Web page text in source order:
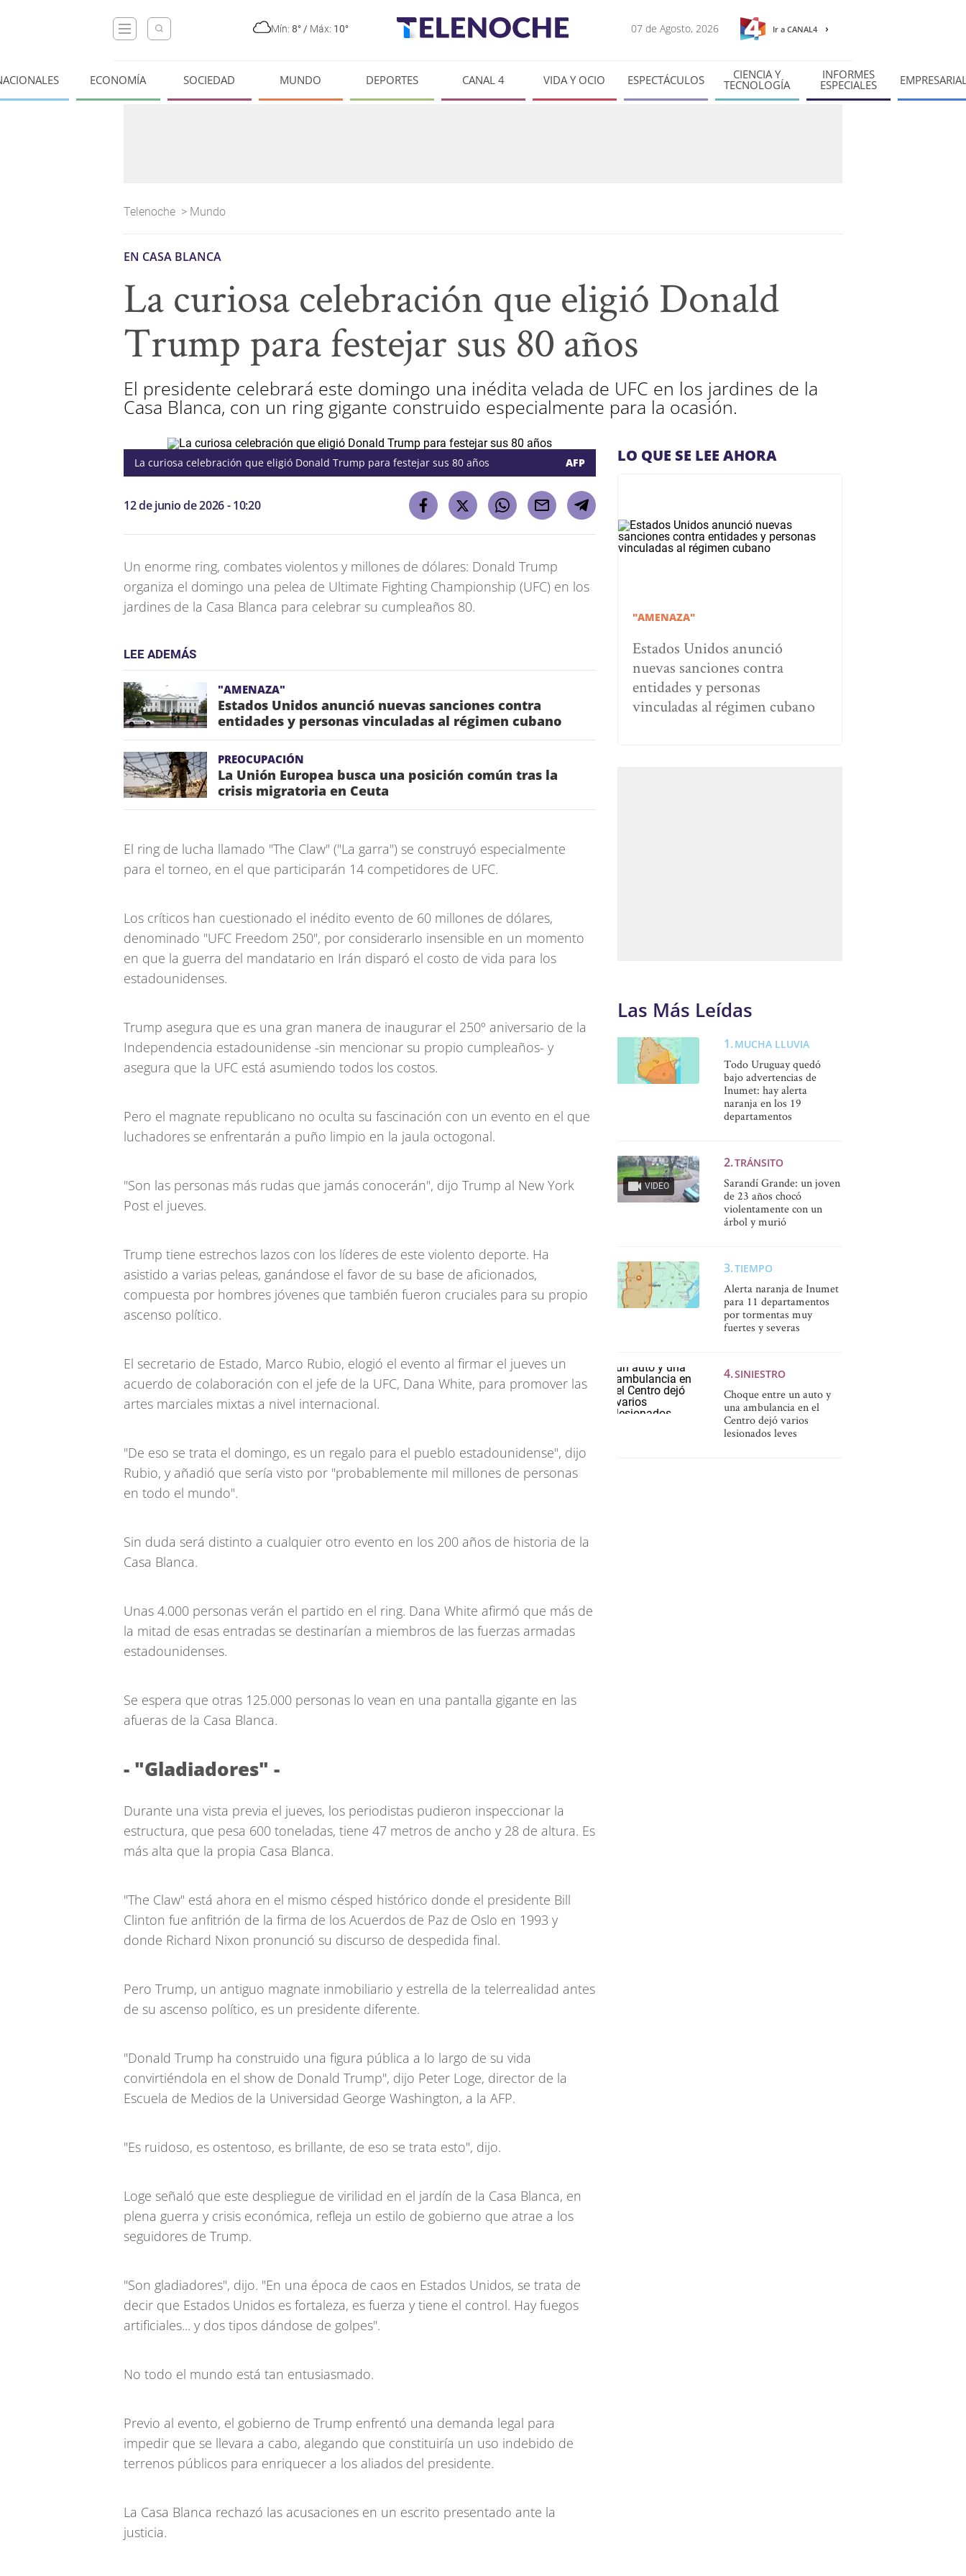
Mín: 8° / Máx: 10° 07 de Agosto, 2026 Ir a CANAL4
ECONOMÍA SOCIEDAD MUNDO DEPORTES CANAL 4 VIDA Y OCIO ESPECTÁCULOS CIENCIA Y
TECNOLOGÍA
INFORMES
ESPECIALES
Telenoche > Mundo
EN CASA BLANCA
La curiosa celebración que eligió Donald
Trump para festejar sus 80 años
El presidente celebrará este domingo una inédita velada de UFC en los jardines de la
Casa Blanca, con un ring gigante construido especialmente para la ocasión.
La curiosa celebración que eligió Donald Trump para festejar sus 80 años AFP
12 de junio de 2026 - 10:20
Un enorme ring, combates violentos y millones de dólares: Donald Trump
organiza el domingo una pelea de Ultimate Fighting Championship (UFC) en los
jardines de la Casa Blanca para celebrar su cumpleaños 80.
LEE ADEMÁS
"AMENAZA"
Estados Unidos anunció nuevas sanciones contra
entidades y personas vinculadas al régimen cubano
PREOCUPACIÓN
La Unión Europea busca una posición común tras la
crisis migratoria en Ceuta
El ring de lucha llamado "The Claw" ("La garra") se construyó especialmente
para el torneo, en el que participarán 14 competidores de UFC.
Los críticos han cuestionado el inédito evento de 60 millones de dólares,
denominado "UFC Freedom 250", por considerarlo insensible en un momento
en que la guerra del mandatario en Irán disparó el costo de vida para los
estadounidenses.
Trump asegura que es una gran manera de inaugurar el 250º aniversario de la
Independencia estadounidense -sin mencionar su propio cumpleaños- y
asegura que la UFC está asumiendo todos los costos.
Pero el magnate republicano no oculta su fascinación con un evento en el que
luchadores se enfrentarán a puño limpio en la jaula octogonal.
"Son las personas más rudas que jamás conocerán", dijo Trump al New York
Post el jueves.
Trump tiene estrechos lazos con los líderes de este violento deporte. Ha
asistido a varias peleas, ganándose el favor de su base de aficionados,
compuesta por hombres jóvenes que también fueron cruciales para su propio
ascenso político.
El secretario de Estado, Marco Rubio, elogió el evento al firmar el jueves un
acuerdo de colaboración con el jefe de la UFC, Dana White, para promover las
artes marciales mixtas a nivel internacional.
"De eso se trata el domingo, es un regalo para el pueblo estadounidense", dijo
Rubio, y añadió que sería visto por "probablemente mil millones de personas
en todo el mundo".
Sin duda será distinto a cualquier otro evento en los 200 años de historia de la
Casa Blanca.
Unas 4.000 personas verán el partido en el ring. Dana White afirmó que más de
la mitad de esas entradas se destinarían a miembros de las fuerzas armadas
estadounidenses.
Se espera que otras 125.000 personas lo vean en una pantalla gigante en las
afueras de la Casa Blanca.
- "Gladiadores" -
Durante una vista previa el jueves, los periodistas pudieron inspeccionar la
estructura, que pesa 600 toneladas, tiene 47 metros de ancho y 28 de altura. Es
más alta que la propia Casa Blanca.
"The Claw" está ahora en el mismo césped histórico donde el presidente Bill
Clinton fue anfitrión de la firma de los Acuerdos de Paz de Oslo en 1993 y
donde Richard Nixon pronunció su discurso de despedida final.
Pero Trump, un antiguo magnate inmobiliario y estrella de la telerrealidad antes
de su ascenso político, es un presidente diferente.
"Donald Trump ha construido una figura pública a lo largo de su vida
convirtiéndola en el show de Donald Trump", dijo Peter Loge, director de la
Escuela de Medios de la Universidad George Washington, a la AFP.
"Es ruidoso, es ostentoso, es brillante, de eso se trata esto", dijo.
Loge señaló que este despliegue de virilidad en el jardín de la Casa Blanca, en
plena guerra y crisis económica, refleja un estilo de gobierno que atrae a los
seguidores de Trump.
"Son gladiadores", dijo. "En una época de caos en Estados Unidos, se trata de
decir que Estados Unidos es fortaleza, es fuerza y tiene el control. Hay fuegos
artificiales... y dos tipos dándose de golpes".
No todo el mundo está tan entusiasmado.
Previo al evento, el gobierno de Trump enfrentó una demanda legal para
impedir que se llevara a cabo, alegando que constituiría un uso indebido de
terrenos públicos para enriquecer a los aliados del presidente.
La Casa Blanca rechazó las acusaciones en un escrito presentado ante la
justicia.
LO QUE SE LEE AHORA
"AMENAZA"
Estados Unidos anunció
nuevas sanciones contra
entidades y personas
vinculadas al régimen cubano
Las Más Leídas
MUCHA LLUVIA
Todo Uruguay quedó
bajo advertencias de
Inumet: hay alerta
naranja en los 19
departamentos
VIDEO
TRÁNSITO
Sarandí Grande: un joven
de 23 años chocó
violentamente con un
árbol y murió
TIEMPO
Alerta naranja de Inumet
para 11 departamentos
por tormentas muy
fuertes y severas
SINIESTRO
Choque entre un auto y
una ambulancia en el
Centro dejó varios
lesionados leves